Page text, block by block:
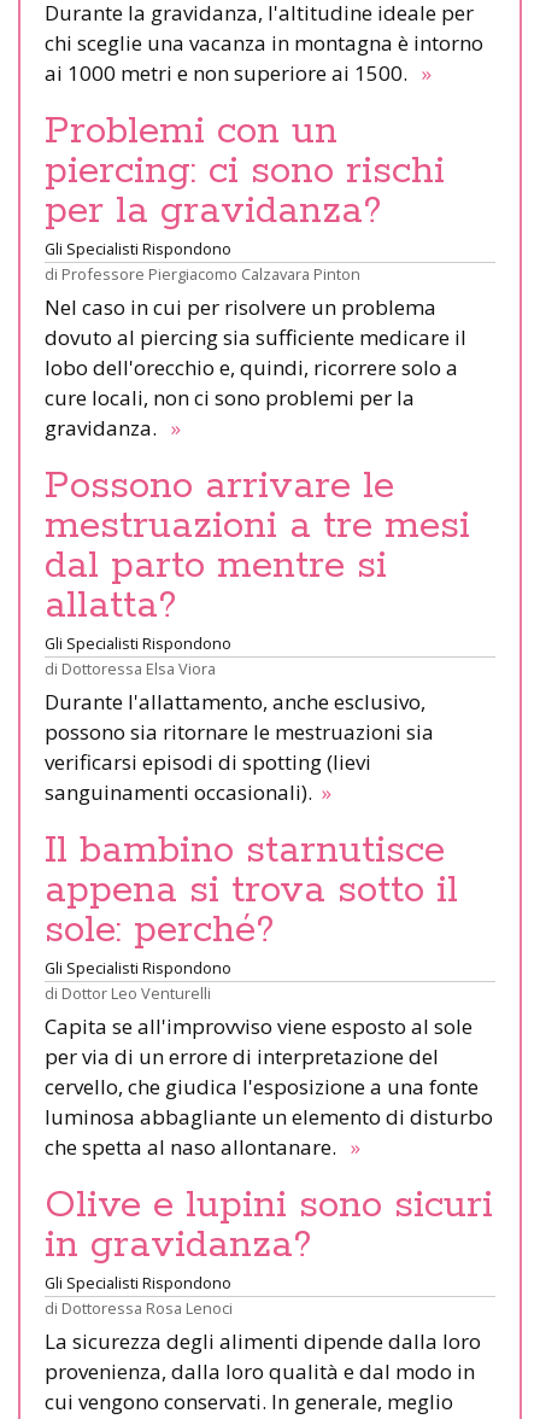
Durante la gravidanza, l'altitudine ideale per
chi sceglie una vacanza in montagna è intorno
ai 1000 metri e non superiore ai 1500. »
Problemi con un
piercing: ci sono rischi
per la gravidanza?
Gli Specialisti Rispondono
di Professore Piergiacomo Calzavara Pinton
Nel caso in cui per risolvere un problema
dovuto al piercing sia sufficiente medicare il
lobo dell'orecchio e, quindi, ricorrere solo a
cure locali, non ci sono problemi per la
gravidanza. »
Possono arrivare le
mestruazioni a tre mesi
dal parto mentre si
allatta?
Gli Specialisti Rispondono
di Dottoressa Elsa Viora
Durante l'allattamento, anche esclusivo,
possono sia ritornare le mestruazioni sia
verificarsi episodi di spotting (lievi
sanguinamenti occasionali). »
Il bambino starnutisce
appena si trova sotto il
sole: perché?
Gli Specialisti Rispondono
di Dottor Leo Venturelli
Capita se all'improvviso viene esposto al sole
per via di un errore di interpretazione del
cervello, che giudica l'esposizione a una fonte
luminosa abbagliante un elemento di disturbo
che spetta al naso allontanare. »
Olive e lupini sono sicuri
in gravidanza?
Gli Specialisti Rispondono
di Dottoressa Rosa Lenoci
La sicurezza degli alimenti dipende dalla loro
provenienza, dalla loro qualità e dal modo in
cui vengono conservati. In generale, meglio